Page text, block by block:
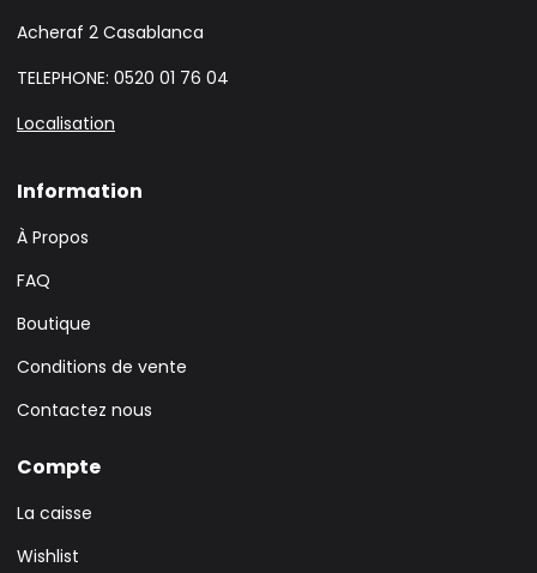
Acheraf 2 Casablanca
TELEPHONE: 0520 01 76 04
Localisation
Information
À Propos
FAQ
Boutique
Conditions de vente
Contactez nous
Compte
La caisse
Wishlist